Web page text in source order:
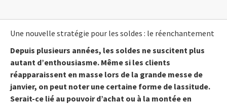
Une nouvelle stratégie pour les soldes : le réenchantement
Depuis plusieurs années, les soldes ne suscitent plus
autant d’enthousiasme. Même si les clients
réapparaissent en masse lors de la grande messe de
janvier, on peut noter une certaine forme de lassitude.
Serait-ce lié au pouvoir d’achat ou à la montée en